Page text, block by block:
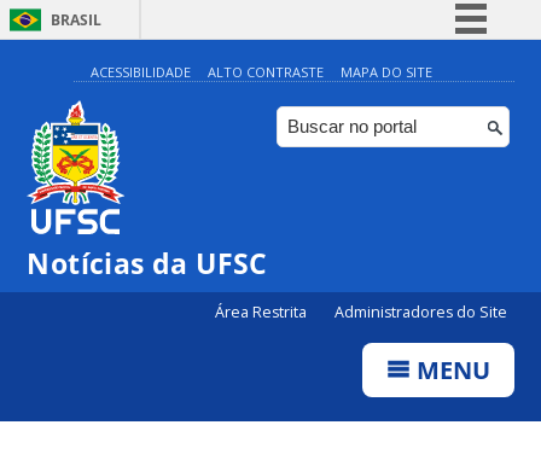
BRASIL
Simplifique!
Comunica BR
Participe
ACESSIBILIDADE ALTO CONTRASTE MAPA DO SITE
Notícias da UFSC
Área Restrita Administradores do Site
MENU